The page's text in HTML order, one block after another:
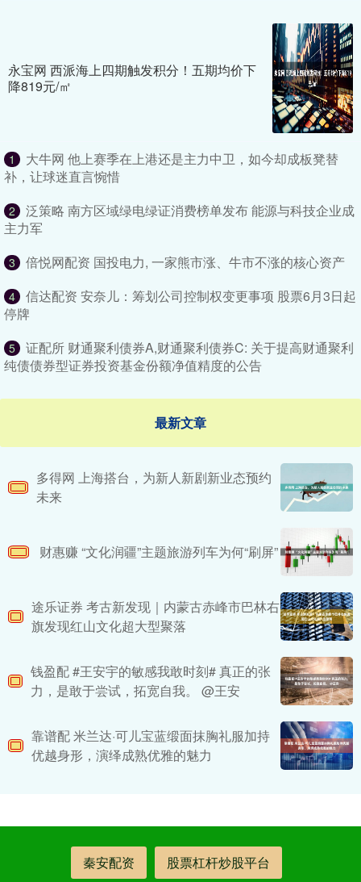
永宝网 西派海上四期触发积分！五期均价下
降819元/㎡
1
大牛网 他上赛季在上港还是主力中卫，如今却成板凳替
补，让球迷直言惋惜
2
泛策略 南方区域绿电绿证消费榜单发布 能源与科技企业成
主力军
3 倍悦网配资 国投电力, 一家熊市涨、牛市不涨的核心资产
4
信达配资 安奈儿：筹划公司控制权变更事项 股票6月3日起
停牌
5
证配所 财通聚利债券A,财通聚利债券C: 关于提高财通聚利
纯债债券型证券投资基金份额净值精度的公告
最新文章
多得网 上海搭台，为新人新剧新业态预约
未来
财惠赚 “文化润疆”主题旅游列车为何“刷屏”
途乐证券 考古新发现｜内蒙古赤峰市巴林右
旗发现红山文化超大型聚落
钱盈配 #王安宇的敏感我敢时刻# 真正的张
力，是敢于尝试，拓宽自我。 @王安
靠谱配 米兰达·可儿宝蓝缎面抹胸礼服加持
优越身形，演绎成熟优雅的魅力
秦安配资 股票杠杆炒股平台